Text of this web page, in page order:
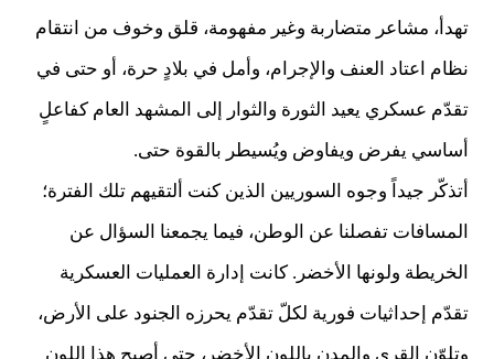
تهدأ، مشاعر متضاربة وغير مفهومة، قلق وخوف من انتقام
نظام اعتاد العنف والإجرام، وأمل في بلادٍ حرة، أو حتى في
تقدّم عسكري يعيد الثورة والثوار إلى المشهد العام كفاعلٍ
أساسي يفرض ويفاوض ويُسيطر بالقوة حتى.
أتذكّر جيداً وجوه السوريين الذين كنت ألتقيهم تلك الفترة؛
المسافات تفصلنا عن الوطن، فيما يجمعنا السؤال عن
الخريطة ولونها الأخضر. كانت إدارة العمليات العسكرية
تقدّم إحداثيات فورية لكلّ تقدّم يحرزه الجنود على الأرض،
وتلوّن القرى والمدن باللون الأخضر، حتى أصبح هذا اللون